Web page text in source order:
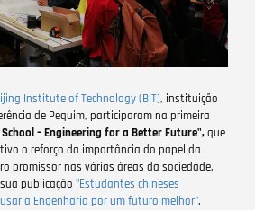
Institute of Technology (BIT), instituição
de Pequim, participaram na primeira
School – Engineering for a Better Future",que
o reforço da importância do papel da
promissor nas várias áreas da sociedade,
publicação "Estudantes chineses
a Engenharia por um futuro melhor".